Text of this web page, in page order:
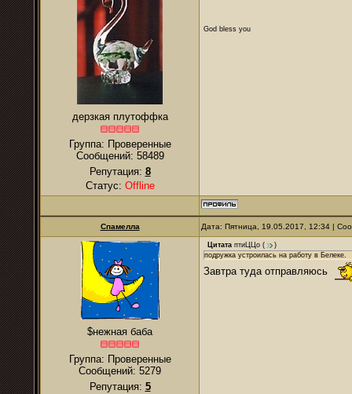
дерзкая плутоффка
Группа: Проверенные
Сообщений: 58489
Репутация: 8
Статус: Offline
God bless you
Спамелла Дата: Пятница, 19.05.2017, 12:34 |
$нежная баба
Группа: Проверенные
Сообщений: 5279
Репутация: 5
Цитата птиЦЦо (
)
подружка устроилась на работу в Белеке.
Завтра туда отправляюсь